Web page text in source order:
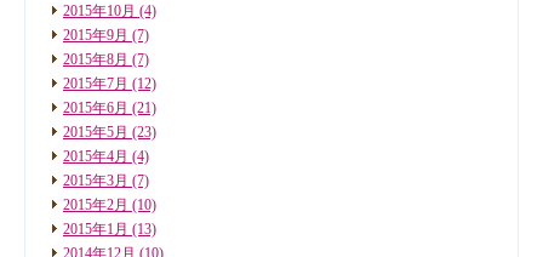
2015年10月 (4)
2015年9月 (7)
2015年8月 (7)
2015年7月 (12)
2015年6月 (21)
2015年5月 (23)
2015年4月 (4)
2015年3月 (7)
2015年2月 (10)
2015年1月 (13)
2014年12月 (10)